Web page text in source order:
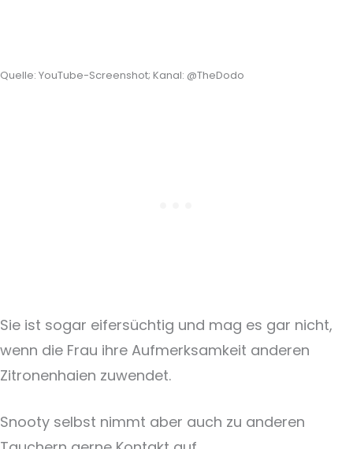
Quelle: YouTube-Screenshot; Kanal: @TheDodo
Sie ist sogar eifersüchtig und mag es gar nicht,
wenn die Frau ihre Aufmerksamkeit anderen
Zitronenhaien zuwendet.
Snooty selbst nimmt aber auch zu anderen